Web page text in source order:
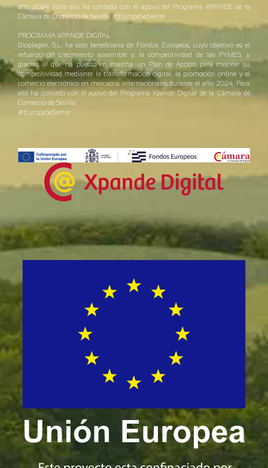
año 2024. Para ello ha contado con el apoyo del Programa XPANDE de la
Cámara de Comercio de Sevilla. #EuropaSeSiente
PROGRAMA XPANDE DIGITAL
Bioplagen, S.L. ha sido beneficiaria de Fondos Europeos, cuyo objetivo es el
refuerzo del crecimiento sostenible y la competitividad de las PYMES, y
gracias al que ha puesto en marcha un Plan de Acción para mejorar su
competitividad mediante la transformación digital, la promoción online y el
comercio electrónico en mercados internacionales durante el año 2024. Para
ello ha contado con el apoyo del Programa Xpande Digital de la Cámara de
Comercio de Sevilla.
#EuropaSeSiente